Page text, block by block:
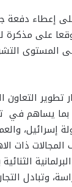
إعطاء دفعة
على مذكرة
على المستوى
التعاون
بما يساهم في
إسرائيل،
ذات
وتبادل